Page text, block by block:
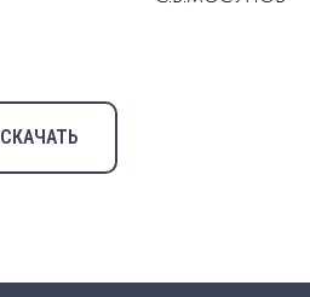
СКАЧАТЬ